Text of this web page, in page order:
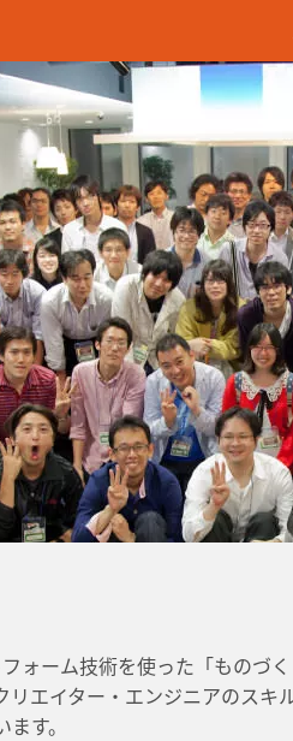
ォーム技術を使った「ものづ
リエイター・エンジニアのス
す。